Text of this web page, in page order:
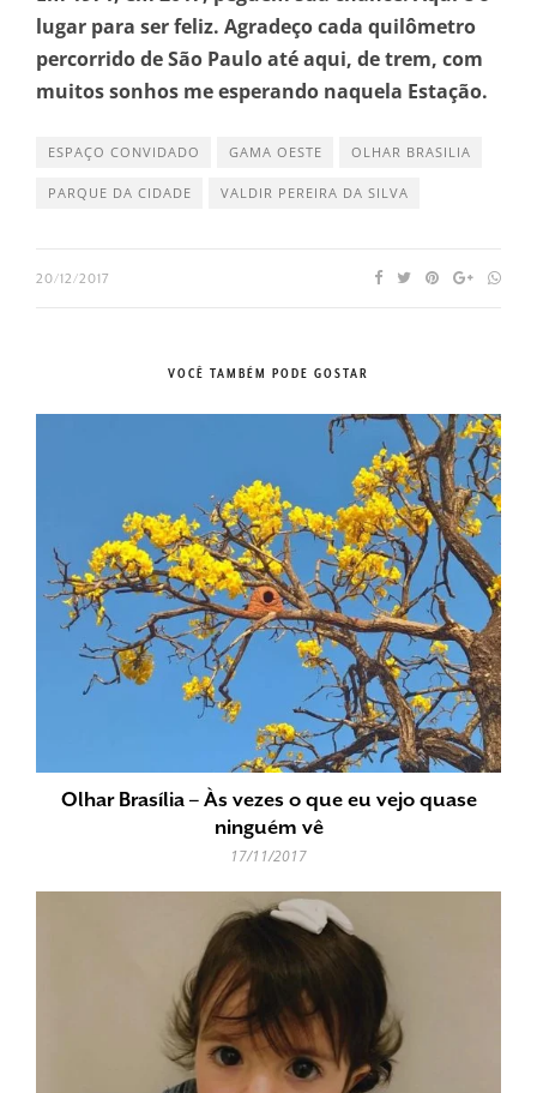
lugar para ser feliz. Agradeço cada quilômetro
percorrido de São Paulo até aqui, de trem, com
muitos sonhos me esperando naquela Estação.
ESPAÇO CONVIDADO GAMA OESTE OLHAR BRASILIA
PARQUE DA CIDADE VALDIR PEREIRA DA SILVA
20/12/2017
VOCÊ TAMBÉM PODE GOSTAR
Olhar Brasília – Às vezes o que eu vejo quase
ninguém vê
17/11/2017